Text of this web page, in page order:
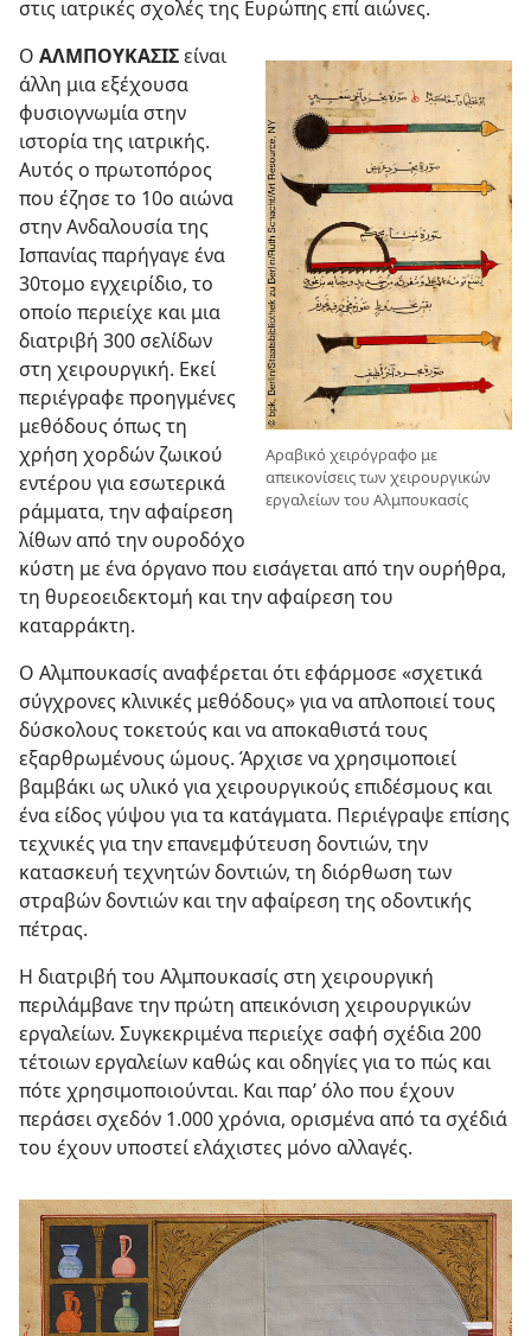
στις ιατρικές σχολές της Ευρώπης επί αιώνες.
Αραβικό χειρόγραφο με
απεικονίσεις των χειρουργικών
εργαλείων του Αλμπουκασίς
Ο ΑΛΜΠΟΥΚΑΣΙΣείναι
άλλη μια εξέχουσα
φυσιογνωμία στην
ιστορία της ιατρικής.
Αυτός ο πρωτοπόρος
που έζησε το 10ο αιώνα
στην Ανδαλουσία της
Ισπανίας παρήγαγε ένα
30τομο εγχειρίδιο, το
οποίο περιείχε και μια
διατριβή 300 σελίδων
στη χειρουργική. Εκεί
περιέγραφε προηγμένες
μεθόδους όπως τη
χρήση χορδών ζωικού
εντέρου για εσωτερικά
ράμματα, την αφαίρεση
λίθων από την ουροδόχο
κύστη με ένα όργανο που εισάγεται από την ουρήθρα,
τη θυρεοειδεκτομή και την αφαίρεση του
καταρράκτη.
Ο Αλμπουκασίς αναφέρεται ότι εφάρμοσε «σχετικά
σύγχρονες κλινικές μεθόδους» για να απλοποιεί τους
δύσκολους τοκετούς και να αποκαθιστά τους
εξαρθρωμένους ώμους. Άρχισε να χρησιμοποιεί
βαμβάκι ως υλικό για χειρουργικούς επιδέσμους και
ένα είδος γύψου για τα κατάγματα. Περιέγραψε επίσης
τεχνικές για την επανεμφύτευση δοντιών, την
κατασκευή τεχνητών δοντιών, τη διόρθωση των
στραβών δοντιών και την αφαίρεση της οδοντικής
πέτρας.
Η διατριβή του Αλμπουκασίς στη χειρουργική
περιλάμβανε την πρώτη απεικόνιση χειρουργικών
εργαλείων. Συγκεκριμένα περιείχε σαφή σχέδια 200
τέτοιων εργαλείων καθώς και οδηγίες για το πώς και
πότε χρησιμοποιούνται. Και παρ’ όλο που έχουν
περάσει σχεδόν 1.000 χρόνια, ορισμένα από τα σχέδιά
του έχουν υποστεί ελάχιστες μόνο αλλαγές.